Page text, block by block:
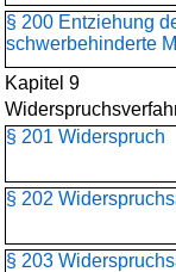
§ 200 Entziehung
schwerbehinderte
Kapitel 9
§ 201 Widerspruch
§ 202
§ 203